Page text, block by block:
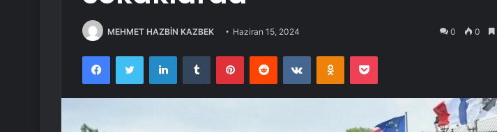
MEHMET HAZBİN KAZBEK Haziran 15, 2024 0 0
FacebookTwitter LinkedInTumblr PinterestReddit VKontakteOdnoklassniki
Pocket